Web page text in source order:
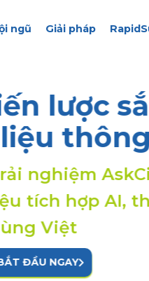
ngũ Giải pháp
bén
minh
- nền
thấu hiểu